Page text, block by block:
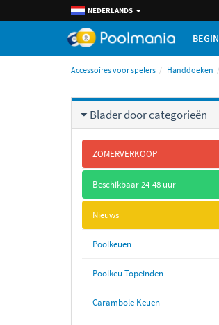
NEDERLANDS
BEGIN
Accessoires voor spelers Handdoeken
Blader door categorieën
ZOMERVERKOOP
Beschikbaar 24-48 uur
Nieuws
Poolkeuen
Poolkeu Topeinden
Carambole Keuen